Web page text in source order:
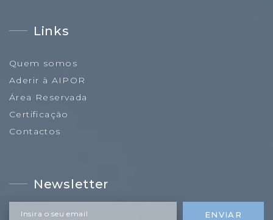
Links
Quem somos
Aderir à AIPOR
Área Reservada
Certificação
Contactos
Newsletter
Insira o seu email ENVIAR